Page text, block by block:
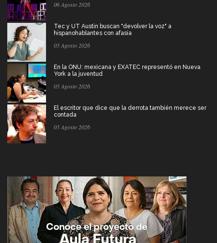
06 Agosto 2026
Tec y UT Austin buscan "devolver la voz" a
hispanohablantes con afasia
05 Agosto 2026
En la ONU: mexicana y EXATEC representó en Nueva
York a la juventud
05 Agosto 2026
El escritor que dice que la derrota también merece ser
contada
05 Agosto 2026